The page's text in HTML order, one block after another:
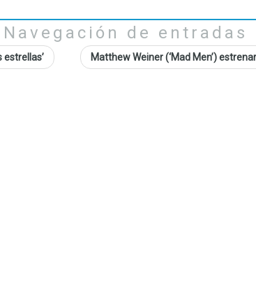
Navegación de entradas
estrellas’ Matthew Weiner (‘Mad Men’)